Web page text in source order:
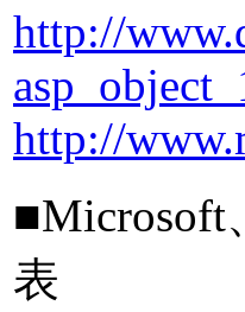
http://
http://
■Microsoft
表